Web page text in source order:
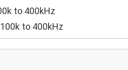
to 400kHz
to 400kHz